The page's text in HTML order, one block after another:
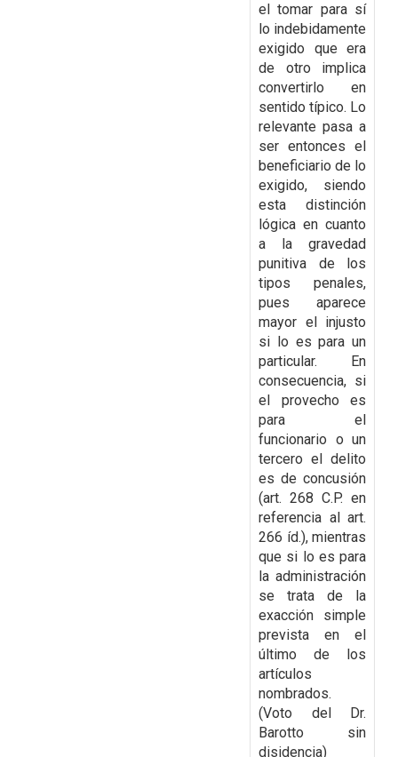
el tomar para sí
lo indebidamente
exigido que era
de otro implica
convertirlo en
sentido típico. Lo
relevante pasa a
ser entonces el
beneficiario de lo
exigido, siendo
esta distinción
lógica en cuanto
a la gravedad
punitiva de los
tipos penales,
pues aparece
mayor el injusto
si lo es para un
particular. En
consecuencia, si
el provecho es
para el
funcionario o un
tercero el delito
es de concusión
(art. 268 C.P. en
referencia al art.
266 íd.), mientras
que si lo es para
la administración
se trata de la
exacción simple
prevista en el
último de los
artículos
nombrados.
(Voto del Dr.
Barotto sin
disidencia)